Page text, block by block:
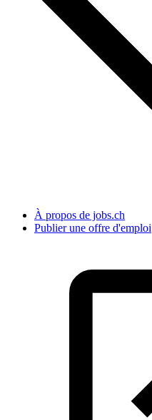
À propos de jobs.ch
Publier une offre d'emploi